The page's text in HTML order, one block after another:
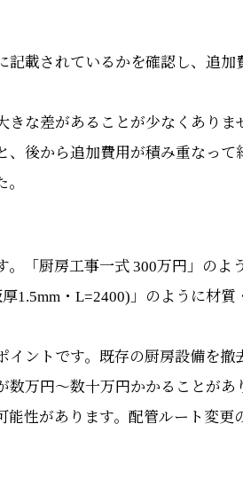
記載されているかを確認し、追加
きな差があることが少なくありま
、後から追加費用が積み重なって
「厨房工事一式 300万円」のよう
1.5mm・L=2400)」のように材質
イントです。既存の厨房設備を撤
万円〜数十万円かかることがあ
能性があります。配管ルート変更